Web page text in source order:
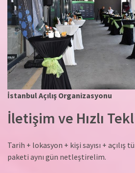
İstanbul Açılış Organizasyonu
İletişim ve Hızlı
Tarih + lokasyon + kişi sayısı + açılış
paketi aynı gün netleştirelim.